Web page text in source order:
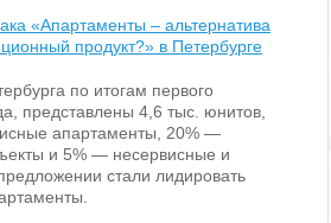
«Апартаменты – альтернатива
продукт?» в Петербурге
по итогам первого
представлены 4,6 тыс. юнитов,
апартаменты, 20% —
и 5% — несервисные и
стали лидировать